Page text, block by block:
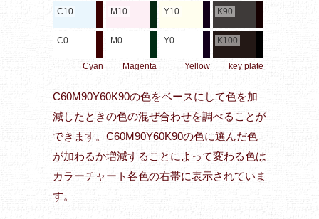
C10
C0
Cyan
M10
M0
Magenta
Y10
Y0
Yellow
K90
K100
key plate
C60M90Y60K90の色をベースにして色を加
減したときの色の混ぜ合わせを調べることが
できます。C60M90Y60K90の色に選んだ色
が加わるか増減することによって変わる色は
カラーチャート各色の右帯に表示されていま
す。